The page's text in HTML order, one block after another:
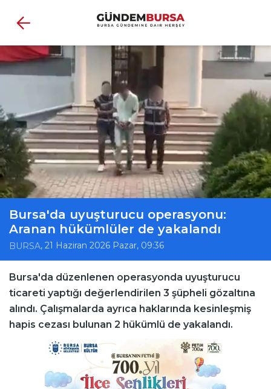
Bursa'da uyuşturucu operasyonu:
Aranan hükümlüler de yakalandı
BURSA, 21 Haziran 2026 Pazar, 09:36
Bursa'da düzenlenen operasyonda uyuşturucu
ticareti yaptığı değerlendirilen 3 şüpheli gözaltına
alındı. Çalışmalarda ayrıca haklarında kesinleşmiş
hapis cezası bulunan 2 hükümlü de yakalandı.